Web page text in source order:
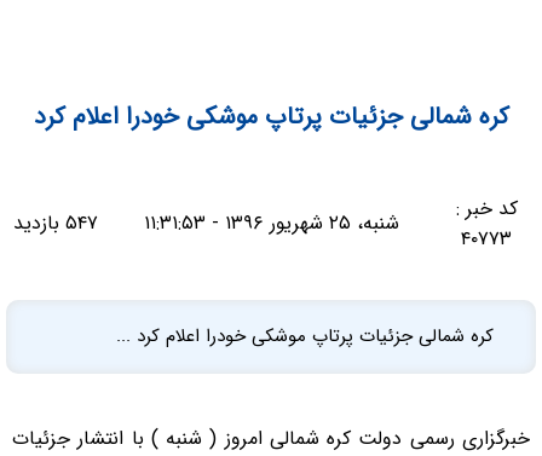
کره شمالی جزئیات پرتاپ موشکی خودرا اعلام کرد
کد خبر :
۴۰۷۷۳
شنبه، ۲۵ شهریور ۱۳۹۶ - ۱۱:۳۱:۵۳ ۵۴۷ بازدید
کره شمالی جزئیات پرتاپ موشکی خودرا اعلام کرد ...
خبرگزاری رسمی دولت کره شمالی امروز ( شنبه ) با انتشار جزئیات